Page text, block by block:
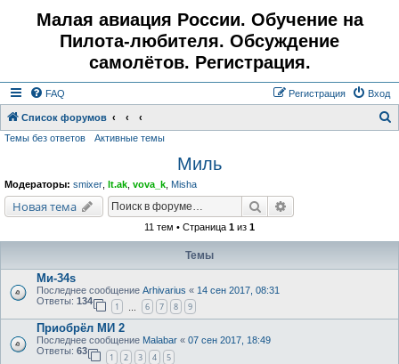
Малая авиация России. Обучение на
Пилота-любителя. Обсуждение
самолётов. Регистрация.
FAQ Вход
Регистрация
Список форумов
Темы без ответов Активные темы
Миль
Модераторы: smixer lt.ak vova_k Misha
Новая тема Поиск
11 тем • Страница 1 из 1
Темы
Ми-34s
Последнее сообщение Arhivarius « 14 сен 2017, 08:31
Ответы: 134
1 6 7 8 9
Приобрёл МИ 2
Последнее сообщение Malabar « 07 сен 2017, 18:49
Ответы: 63
1 2 3 4 5